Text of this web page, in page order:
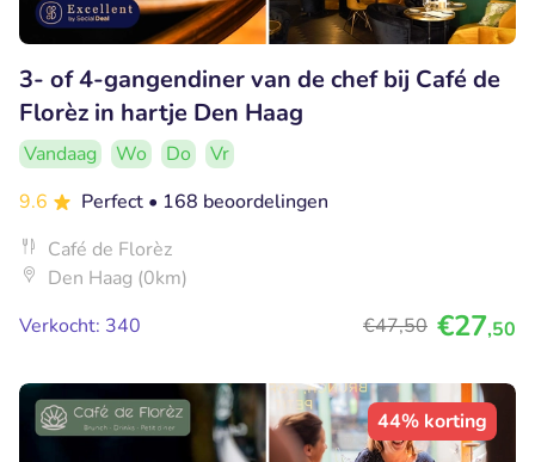
3- of 4-gangendiner van de chef bij Café de
Florèz in hartje Den Haag
Vandaag Wo Do
Vr
9.6
Perfect • 168 beoordelingen
Café de Florèz
Den Haag (0km)
Verkocht: 340
€47,50 €27,50
44% korting